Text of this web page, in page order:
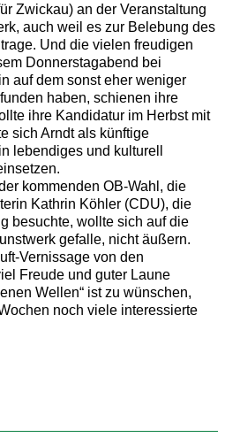
Zwickau) an der Veranstaltung
auch weil es zur Belebung des
Und die vielen freudigen
Donnerstagabend bei
auf dem sonst eher weniger
haben, schienen ihre
ihre Kandidatur im Herbst mit
sich Arndt als künftige
lebendiges und kulturell
kommenden OB-Wahl, die
Kathrin Köhler (CDU), die
besuchte, wollte sich auf die
gefalle, nicht äußern.
Vernissage von den
Freude und guter Laune
Wellen“ ist zu wünschen,
noch viele interessierte